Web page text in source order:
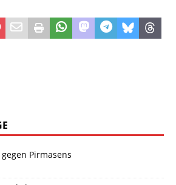
Pirmasens